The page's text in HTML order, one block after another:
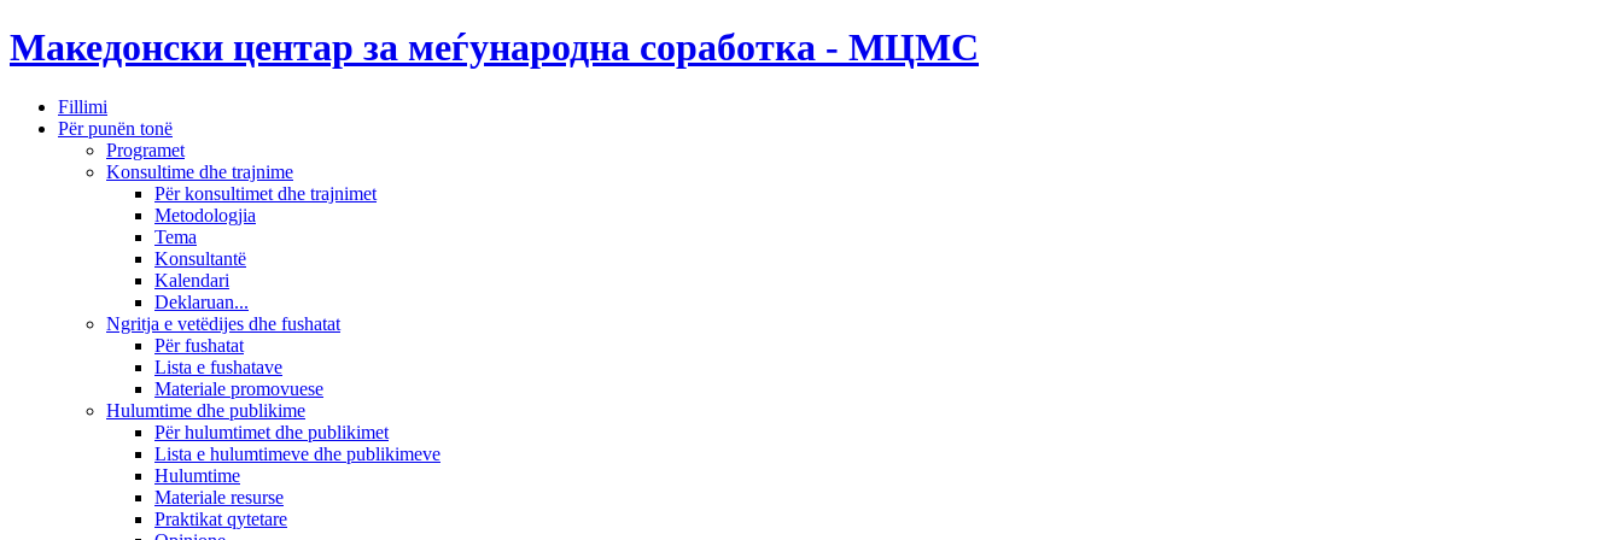
Македонски центар за меѓународна соработка - МЦМС
Fillimi
Për punën tonë
Programet
Konsultime dhe trajnime
Për konsultimet dhe trajnimet
Metodologjia
Tema
Konsultantë
Kalendari
Deklaruan...
Ngritja e vetëdijes dhe fushatat
Për fushatat
Lista e fushatave
Materiale promovuese
Hulumtime dhe publikime
Për hulumtimet dhe publikimet
Lista e hulumtimeve dhe publikimeve
Hulumtime
Materiale resurse
Praktikat qytetare